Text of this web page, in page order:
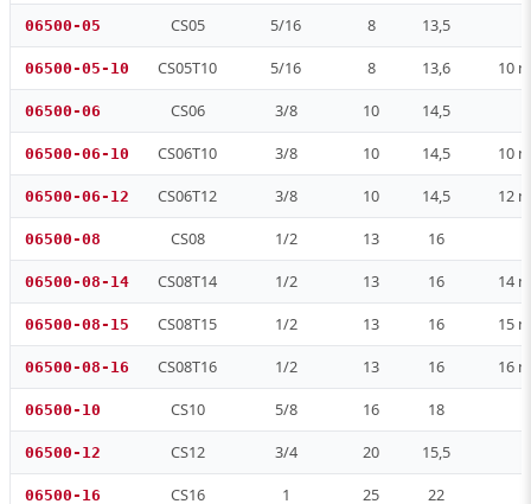
06500-05 CS05 5/16 8 13,5
06500-05-10 CS05T10 5/16 8 13,6 10
06500-06 CS06 3/8 10 14,5
06500-06-10 CS06T10 3/8 10 14,5 10
06500-06-12 CS06T12 3/8 10 14,5 12
06500-08 CS08 1/2 13 16
06500-08-14 CS08T14 1/2 13 16 14
06500-08-15 CS08T15 1/2 13 16 15
06500-08-16 CS08T16 1/2 13 16 16
06500-10 CS10 5/8 16 18
06500-12 CS12 3/4 20 15,5
06500-16 CS16 1 25 22